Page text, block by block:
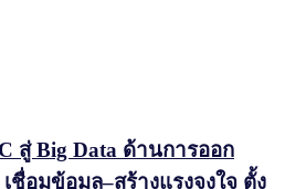
สู่ Big Data ด้านการออก
ชื่อมข้อมูล–สร้างแรงจูงใจ ตั้ง